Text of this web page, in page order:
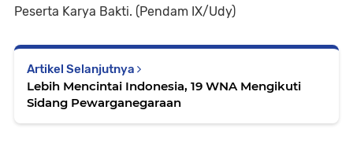
Peserta Karya Bakti. (Pendam IX/Udy)
Artikel Selanjutnya
Lebih Mencintai Indonesia, 19 WNA Mengikuti
Sidang Pewarganegaraan